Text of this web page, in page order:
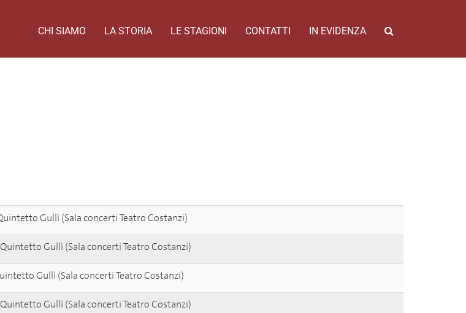
CHI SIAMO LA STORIA LE STAGIONI CONTATTI IN EVIDENZA
Gullì (Sala concerti Teatro Costanzi)
Gullì (Sala concerti Teatro Costanzi)
Gullì (Sala concerti Teatro Costanzi)
Gullì (Sala concerti Teatro Costanzi)